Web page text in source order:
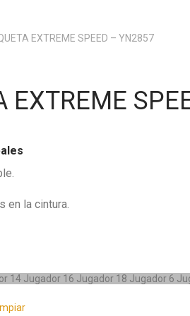
EXTREME SPEED – YN2857
EXTREME
en la cintura.
14 Jugador 16 Jugador 18 Jugador 6